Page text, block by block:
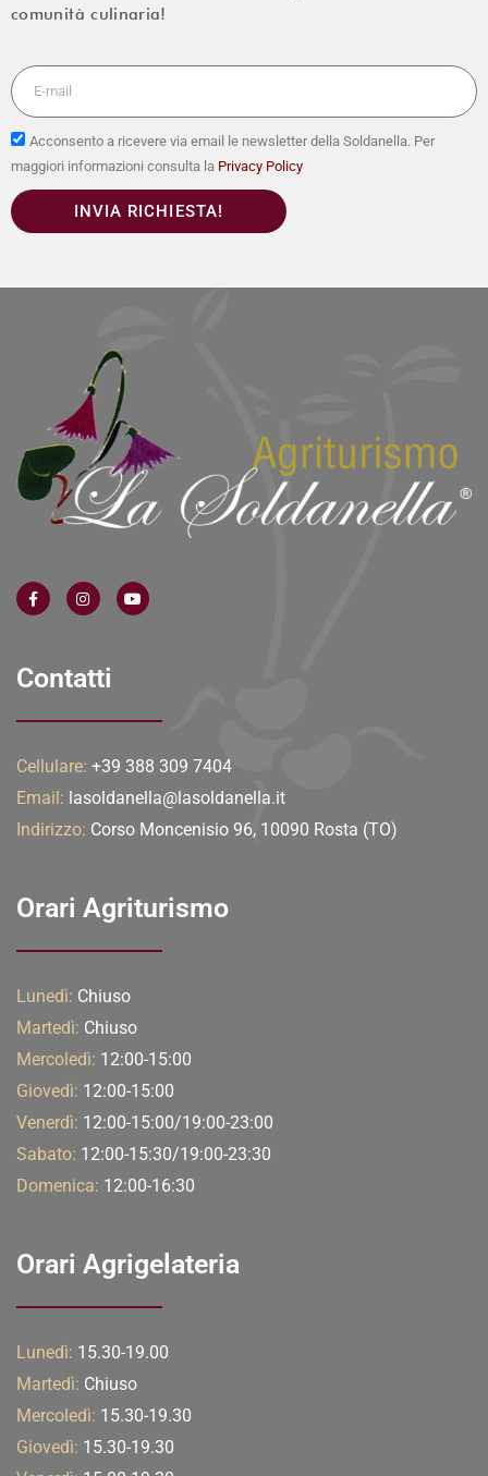
comunità culinaria!
Acconsento a ricevere via email le newsletter della Soldanella. Per
maggiori informazioni consulta la Privacy Policy
INVIA RICHIESTA!
Contatti
Cellulare: +39 388 309 7404
Email: lasoldanella@lasoldanella.it
Indirizzo: Corso Moncenisio 96, 10090 Rosta (TO)
Orari Agriturismo
Lunedì: Chiuso
Martedì: Chiuso
Mercoledì: 12:00-15:00
Giovedì: 12:00-15:00
Venerdì: 12:00-15:00/19:00-23:00
Sabato: 12:00-15:30/19:00-23:30
Domenica: 12:00-16:30
Orari Agrigelateria
Lunedì: 15.30-19.00
Martedì: Chiuso
Mercoledì: 15.30-19.30
Giovedì: 15.30-19.30